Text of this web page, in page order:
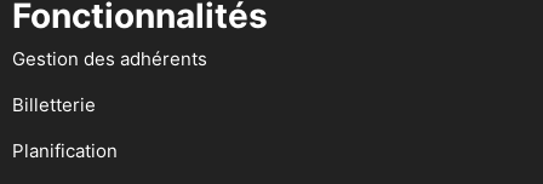
Fonctionnalités
Gestion des adhérents
Billetterie
Planification